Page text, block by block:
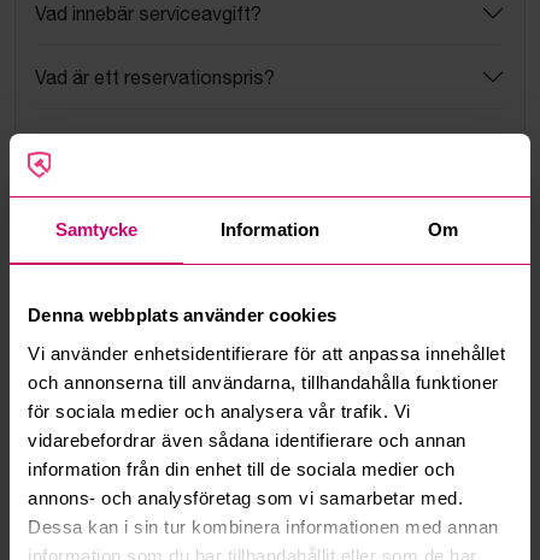
Samtycke Information Om
Denna webbplats använder cookies
Vi använder enhetsidentifierare för att anpassa innehållet
och annonserna till användarna, tillhandahålla funktioner
för sociala medier och analysera vår trafik. Vi
vidarebefordrar även sådana identifierare och annan
information från din enhet till de sociala medier och
annons- och analysföretag som vi samarbetar med.
Dessa kan i sin tur kombinera informationen med annan
information som du har tillhandahållit eller som de har
Vad innebär serviceavgift?
Vad är ett reservationspris?
Hur fungerar maxbud?
Hur fungerar budmotorn?
Kan jag ångra ett bud?
Kan ni frakta mina vunna objekt?
Läs fler frågor och svar
Mer från samma kategori